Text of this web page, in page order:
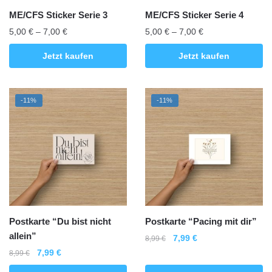
gewählt
werden
gewählt
werden
ME/CFS Sticker Serie 3
5,00 € – 7,00 €Preisspanne:
5,00 €
bis
7,00 €
Jetzt kaufen
Produkt
mehrere
Varianten
auf.
Die
Optionen
können
der
gewählt
werden
ME/CFS Sticker Serie 4
5,00 € – 7,00 €Preisspanne:
5,00 €
bis
7,00 €
Jetzt kaufen
Produkt
mehrere
Varianten
auf.
Die
Optionen
können
der
gewählt
werden
-11%
Postkarte “Du bist nicht
allein”
8,99€
Ursprünglicher
Preis
7,99 €Aktueller
Preis
-11%
Postkarte “Pacing mit dir”
8,99€
Ursprünglicher
war:
7,99 €Aktueller
ist: